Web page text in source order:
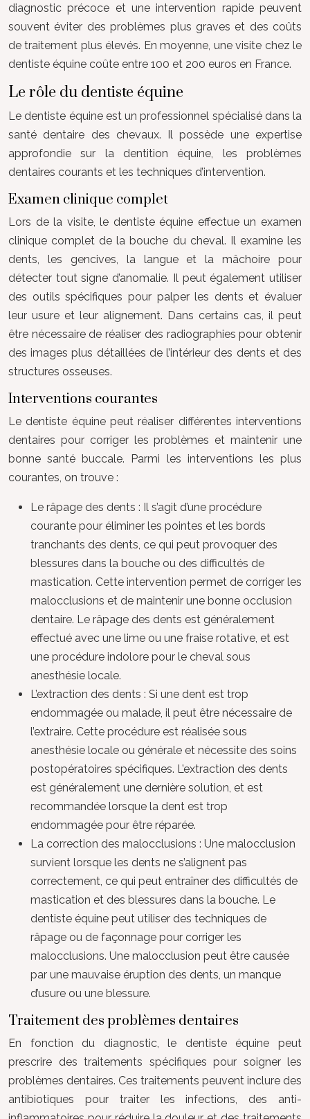
diagnostic précoce et une intervention rapide peuvent
souvent éviter des problèmes plus graves et des coûts
de traitement plus élevés. En moyenne, une visite chez le
dentiste équine coûte entre 100 et 200 euros en France.
Le rôle du dentiste équine
Le dentiste équine est un professionnel spécialisé dans la
santé dentaire des chevaux. Il possède une expertise
approfondie sur la dentition équine, les problèmes
dentaires courants et les techniques d’intervention.
Examen clinique complet
Lors de la visite, le dentiste équine effectue un examen
clinique complet de la bouche du cheval. Il examine les
dents, les gencives, la langue et la mâchoire pour
détecter tout signe d’anomalie. Il peut également utiliser
des outils spécifiques pour palper les dents et évaluer
leur usure et leur alignement. Dans certains cas, il peut
être nécessaire de réaliser des radiographies pour obtenir
des images plus détaillées de l’intérieur des dents et des
structures osseuses.
Interventions courantes
Le dentiste équine peut réaliser différentes interventions
dentaires pour corriger les problèmes et maintenir une
bonne santé buccale. Parmi les interventions les plus
courantes, on trouve :
Le râpage des dents : Il s’agit d’une procédure
courante pour éliminer les pointes et les bords
tranchants des dents, ce qui peut provoquer des
blessures dans la bouche ou des difficultés de
mastication. Cette intervention permet de corriger les
malocclusions et de maintenir une bonne occlusion
dentaire. Le râpage des dents est généralement
effectué avec une lime ou une fraise rotative, et est
une procédure indolore pour le cheval sous
anesthésie locale.
L’extraction des dents : Si une dent est trop
endommagée ou malade, il peut être nécessaire de
l’extraire. Cette procédure est réalisée sous
anesthésie locale ou générale et nécessite des soins
postopératoires spécifiques. L’extraction des dents
est généralement une dernière solution, et est
recommandée lorsque la dent est trop
endommagée pour être réparée.
La correction des malocclusions : Une malocclusion
survient lorsque les dents ne s’alignent pas
correctement, ce qui peut entraîner des difficultés de
mastication et des blessures dans la bouche. Le
dentiste équine peut utiliser des techniques de
râpage ou de façonnage pour corriger les
malocclusions. Une malocclusion peut être causée
par une mauvaise éruption des dents, un manque
d’usure ou une blessure.
Traitement des problèmes dentaires
En fonction du diagnostic, le dentiste équine peut
prescrire des traitements spécifiques pour soigner les
problèmes dentaires. Ces traitements peuvent inclure des
antibiotiques pour traiter les infections, des anti-